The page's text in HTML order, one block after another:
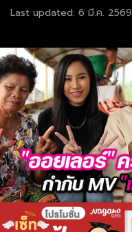
Last updated: 6 มี.ค. 2569